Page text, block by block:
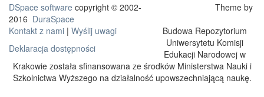
DSpace software copyright © 2002-
2016 DuraSpace
Kontakt z nami | Wyślij uwagi
Deklaracja dostępności
Theme by